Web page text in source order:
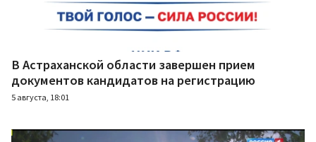
В Астраханской области завершен прием
документов кандидатов на регистрацию
5 августа, 18:01